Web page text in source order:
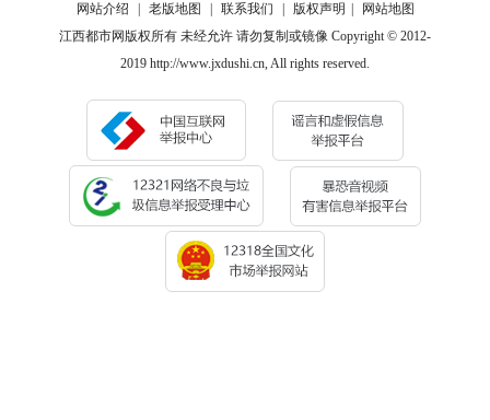
网站介绍 老版地图 联系我们 版权声明
网站地图
江西都市网版权所有 未经允许 请勿复制或镜像 Copyright © 2012-
2019 http://www.jxdushi.cn, All rights reserved.